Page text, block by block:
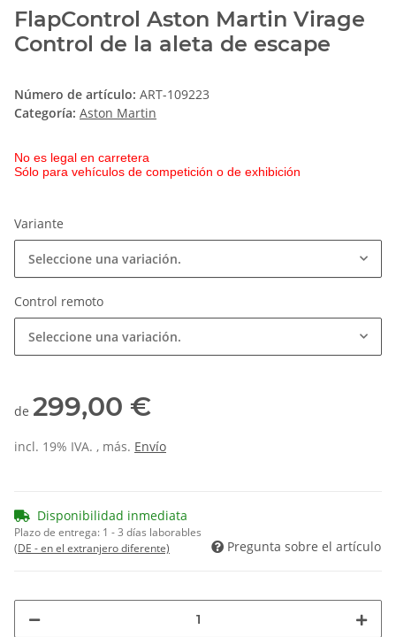
FlapControl Aston Martin Virage
Control de la aleta de escape
Número de artículo: ART-109223
Categoría: Aston Martin
No es legal en carretera
Sólo para vehículos de competición o de exhibición
Variante
Seleccione una variación.
Control remoto
Seleccione una variación.
de 299,00 €
incl. 19% IVA. , más. Envío
Disponibilidad inmediata
Plazo de entrega: 1 - 3 días laborables
(DE - en el extranjero diferente)
Pregunta sobre el artículo